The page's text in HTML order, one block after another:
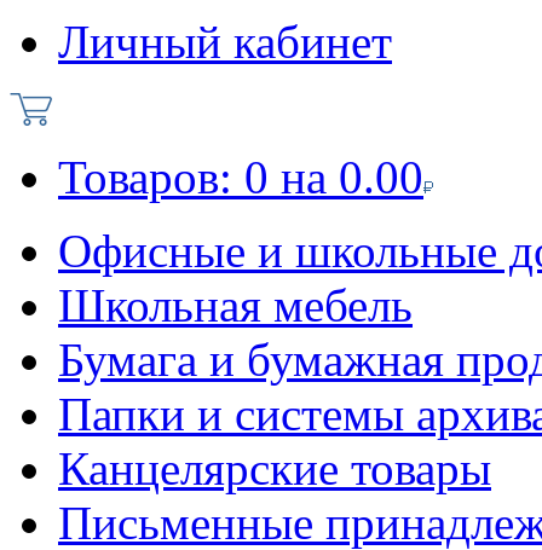
Личный кабинет
Товаров: 0 на 0.00
Офисные и школьные
Школьная мебель
Бумага и бумажная
Папки и системы
Канцелярские товары
Письменные